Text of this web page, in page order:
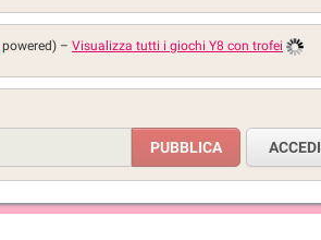
powered) – Visualizza tutti i giochi Y8 con trofei
ACCEDI